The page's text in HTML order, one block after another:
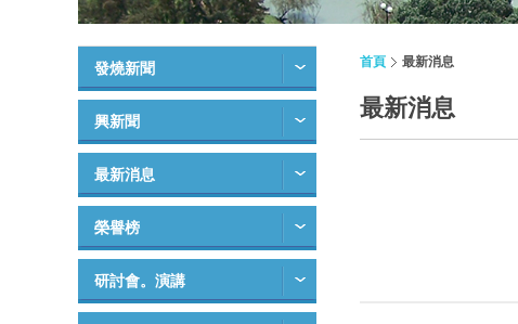
發燒新聞
興新聞
最新消息
榮譽榜
研討會。演講
首頁 最新消息
最新消息